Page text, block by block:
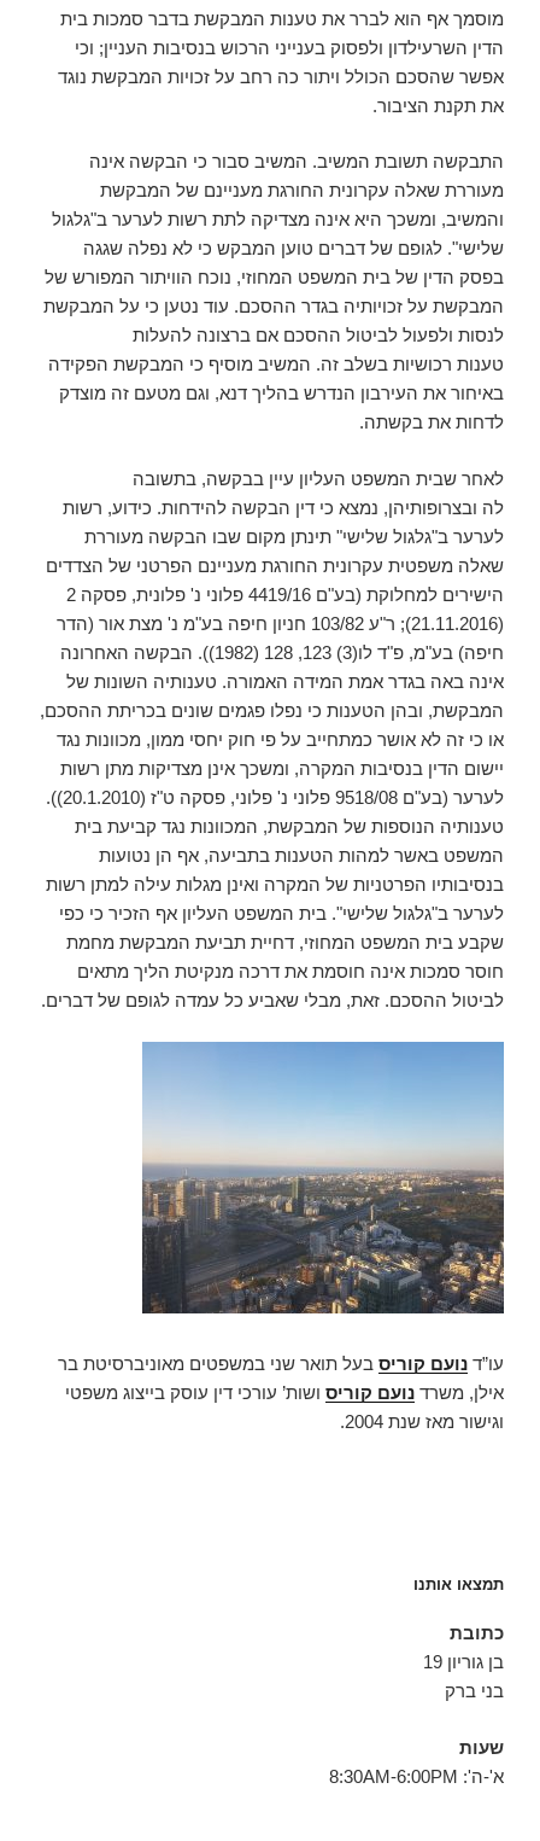
מוסמך אף הוא לברר את טענות המבקשת בדבר סמכות בית
הדין השרעילדון ולפסוק בענייני הרכוש בנסיבות העניין; וכי
אפשר שהסכם הכולל ויתור כה רחב על זכויות המבקשת נוגד
את תקנת הציבור.
התבקשה תשובת המשיב. המשיב סבור כי הבקשה אינה
מעוררת שאלה עקרונית החורגת מעניינם של המבקשת
והמשיב, ומשכך היא אינה מצדיקה לתת רשות לערער ב"גלגול
שלישי". לגופם של דברים טוען המבקש כי לא נפלה שגגה
בפסק הדין של בית המשפט המחוזי, נוכח הוויתור המפורש של
המבקשת על זכויותיה בגדר ההסכם. עוד נטען כי על המבקשת
לנסות ולפעול לביטול ההסכם אם ברצונה להעלות
טענות רכושיות בשלב זה. המשיב מוסיף כי המבקשת הפקידה
באיחור את העירבון הנדרש בהליך דנא, וגם מטעם זה מוצדק
לדחות את בקשתה.
לאחר שבית המשפט העליון עיין בבקשה, בתשובה
לה ובצרופותיהן, נמצא כי דין הבקשה להידחות. כידוע, רשות
לערער ב"גלגול שלישי" תינתן מקום שבו הבקשה מעוררת
שאלה משפטית עקרונית החורגת מעניינם הפרטני של הצדדים
הישירים למחלוקת (בע"ם 4419/16 פלוני נ' פלונית, פסקה 2
(21.11.2016); ר"ע 103/82 חניון חיפה בע"מ נ' מצת אור (הדר
חיפה) בע"מ, פ"ד לו(3) 123, 128 (1982)). הבקשה האחרונה
אינה באה בגדר אמת המידה האמורה. טענותיה השונות של
המבקשת, ובהן הטענות כי נפלו פגמים שונים בכריתת ההסכם,
או כי זה לא אושר כמתחייב על פי חוק יחסי ממון, מכוונות נגד
יישום הדין בנסיבות המקרה, ומשכך אינן מצדיקות מתן רשות
לערער (בע"ם 9518/08 פלוני נ' פלוני, פסקה ט"ז (20.1.2010)).
טענותיה הנוספות של המבקשת, המכוונות נגד קביעת בית
המשפט באשר למהות הטענות בתביעה, אף הן נטועות
בנסיבותיו הפרטניות של המקרה ואינן מגלות עילה למתן רשות
לערער ב"גלגול שלישי". בית המשפט העליון אף הזכיר כי כפי
שקבע בית המשפט המחוזי, דחיית תביעת המבקשת מחמת
חוסר סמכות אינה חוסמת את דרכה מנקיטת הליך מתאים
לביטול ההסכם. זאת, מבלי שאביע כל עמדה לגופם של דברים.
עו”ד נועם קוריס בעל תואר שני במשפטים מאוניברסיטת בר
אילן, משרד נועם קוריס ושות’ עורכי דין עוסק בייצוג משפטי
וגישור מאז שנת 2004.
תמצאו אותנו
כתובת
בן גוריון 19
בני ברק
שעות
א'-ה': 8:30AM-6:00PM